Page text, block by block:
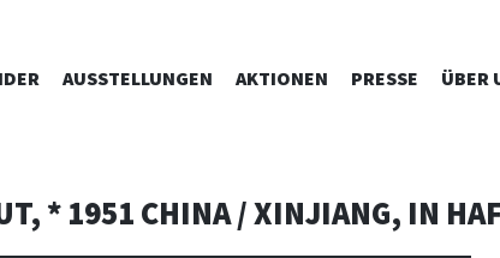
SKIP
AUSSTELLUNGEN AKTIONEN PRESSE ÜBER
* 1951 CHINA / XINJIANG, IN